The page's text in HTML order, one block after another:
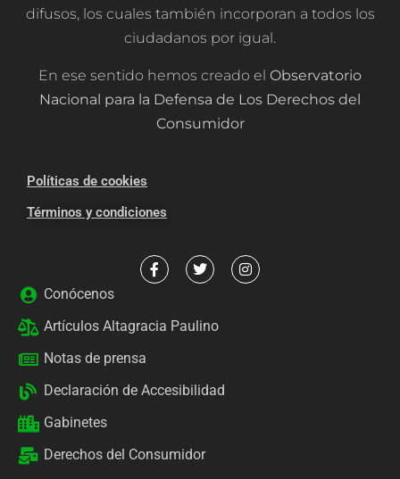
difusos, los cuales también incorporan a todos los
ciudadanos por igual.
En ese sentido hemos creado el Observatorio
Nacional para la Defensa de Los Derechos del
Consumidor
Políticas de cookies
Términos y condiciones
Conócenos
Artículos Altagracia Paulino
Notas de prensa
Declaración de Accesibilidad
Gabinetes
Derechos del Consumidor